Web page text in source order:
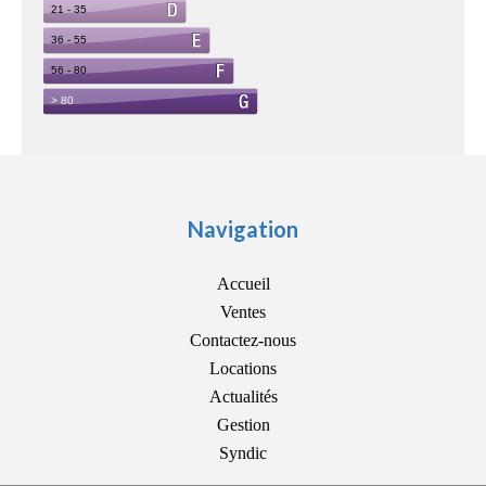
Navigation
Accueil
Ventes
Contactez-nous
Locations
Actualités
Gestion
Syndic